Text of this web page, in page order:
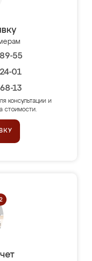
55
01
13
консультации и
стоимости.